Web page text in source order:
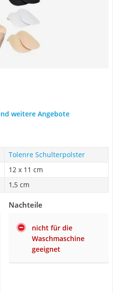
weitere Angebote
Tolenre Schulterpolster
12 x 11 cm
1,5 cm
Nachteile
nicht für die
Waschmaschine
geeignet